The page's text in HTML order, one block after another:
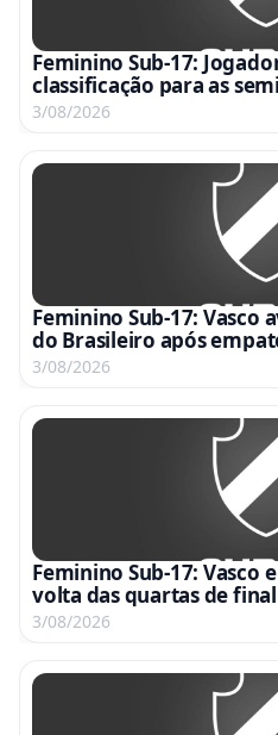
Feminino Sub-17:
classificação para as
vídeo emocionante
3/08/2026
Feminino Sub-17: Vasco
do Brasileiro após
no Nivaldo Pereira
3/08/2026
Feminino Sub-17: Vasco
volta das quartas de
3/08/2026